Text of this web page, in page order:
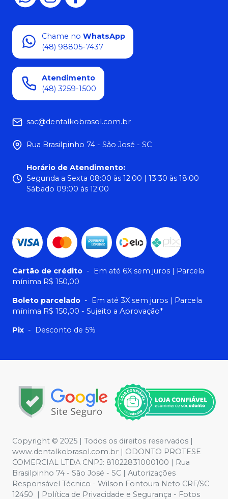
Chame no WhatsApp
(48) 98805-7437
Atendimento
(48) 3259-1500
sac@dentalkobrasol.com.br
Rua Brasilpinho 74 - São José - SC
Horário de Atendimento:
Segunda a Sexta 08:00 às 12:00 | 13:30 às 18:00
Sábado 09:00 às 12:00
Cartão de crédito - Em até 6X sem juros | Parcela
mínima R$ 150,00
Boleto parcelado - Em até 3X sem juros | Parcela
mínima R$ 150,00 - Sujeito a Aprovação*
Pix - Desconto de 5%
Copyright © 2025 | Todos os direitos reservados |
www.dentalkobrasol.com.br | ODONTO PROTESE
COMERCIAL LTDA CNPJ: 81022831000100 | Rua
Brasilpinho 74 - São José - SC | Autorizações
Responsável Técnico - Wilson Fontoura Neto CRF/SC
12450 | Política de Privacidade e Segurança - Fotos